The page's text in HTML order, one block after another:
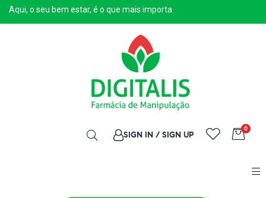
Aqui, o seu bem estar, é o que mais importa
SIGN IN / SIGN UP
0